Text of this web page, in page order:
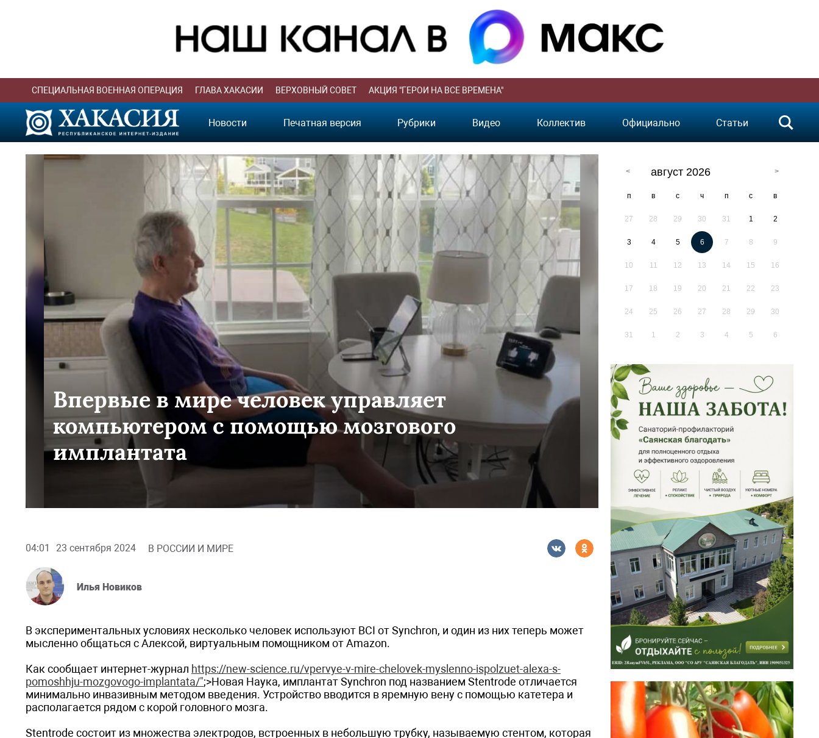
СПЕЦИАЛЬНАЯ ВОЕННАЯ ОПЕРАЦИЯ ГЛАВА ХАКАСИИ ВЕРХОВНЫЙ СОВЕТ АКЦИЯ "ГЕРОИ НА ВСЕ ВРЕМЕНА"
Новости Печатная версия Рубрики Видео Коллектив Официально Статьи
Впервые в мире человек управляет
компьютером с помощью мозгового
имплантата
04:01 23 сентября 2024 В РОССИИ И МИРЕ
Илья Новиков
В экспериментальных условиях несколько человек используют BCI от Synchron, и один из них теперь может
мысленно общаться с Алексой, виртуальным помощником от Amazon.
Как сообщает интернет-журнал https://new-science.ru/vpervye-v-mire-chelovek-myslenno-ispolzuet-alexa-s-
pomoshhju-mozgovogo-implantata/";>Новая Наука, имплантат Synchron под названием Stentrode отличается
минимально инвазивным методом введения. Устройство вводится в яремную вену с помощью катетера и
располагается рядом с корой головного мозга.
Stentrode состоит из множества электродов, встроенных в небольшую трубку, называемую стентом, которая
август 2026
п в с ч п с в
27 28 29 30 31 1 2
3 4 5 6 7 8 9
10 11 12 13 14 15 16
17 18 19 20 21 22 23
24 25 26 27 28 29 30
31 1 2 3 4 5 6